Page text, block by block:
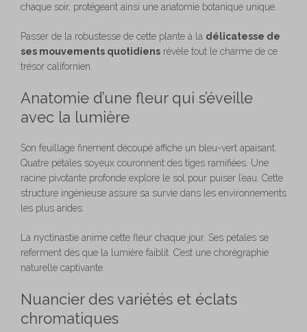
chaque soir, protégeant ainsi une anatomie botanique unique.
Passer de la robustesse de cette plante à la délicatesse de
ses mouvements quotidiens révèle tout le charme de ce
trésor californien.
Anatomie d’une fleur qui s’éveille
avec la lumière
Son feuillage finement découpé affiche un bleu-vert apaisant.
Quatre pétales soyeux couronnent des tiges ramifiées. Une
racine pivotante profonde explore le sol pour puiser l’eau. Cette
structure ingénieuse assure sa survie dans les environnements
les plus arides.
La nyctinastie anime cette fleur chaque jour. Ses pétales se
referment dès que la lumière faiblit. C’est une chorégraphie
naturelle captivante.
Nuancier des variétés et éclats
chromatiques